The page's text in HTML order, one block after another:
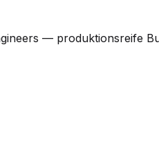
— produktionsreife